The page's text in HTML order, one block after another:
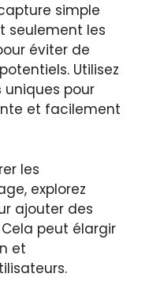
simple
seulement les
éviter de
Utilisez
uniques pour
et facilement
les
explorez
ajouter des
peut élargir
et